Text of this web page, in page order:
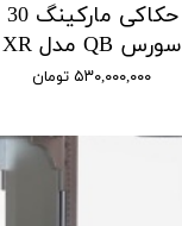
سورس QB مدل XR
۵۳۰,۰۰۰,۰۰۰ تومان